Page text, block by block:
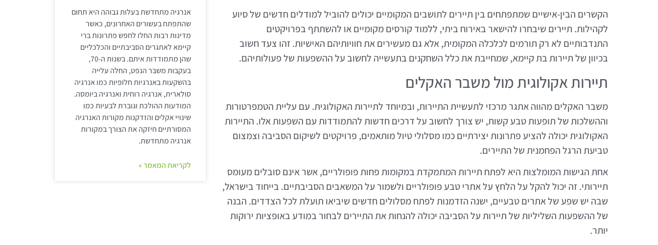
הקשרים הבין-אישיים שמתפתחים בין תיירים לתושבים המקומיים יכולים להוביל למודלים חדשים של סיוע
לקהילות. תיירים שיבחרו להישאר באירוח ביתי, ללמוד קורסים מקומיים או להשתתף בפרויקטים
התנדבותיים לא רק תורמים לכלכלה המקומית, אלא גם מעשירים את חוויותיהם האישיות. זהו צעד חשוב
בכיוון של תיירות בת קיימא, שמחייבת את כלל השחקנים בתעשייה לחשוב על ההשפעות של פעולותיהם.
תיירות אקולוגית מול משבר האקלים
משבר האקלים מהווה אתגר מרכזי לתעשיית התיירות, ובמיוחד לתיירות האקולוגית. עם עליית הטמפרטורות
וההשלכות של תופעות טבע קשות, יש צורך לחשוב על דרכים חדשות להתמודדות עם השפעות אלו. התיירות
האקולוגית יכולה להציע פתרונות יצירתיים כמו מסלולי טיול מותאמים, פרויקטים לשיקום הסביבה וצמצום
טביעת הרגל הפחמנית של התיירים.
אחת הגישות המומלצות היא לפתח תיירות המתמקדת במקומות פחות פופולריים, אשר אינם סובלים מעומס
תיירותי. זה יכול להקל על הלחץ על אתרי טבע פופולריים ולשמור על המשאבים הסביבתיים. בייחוד בישראל,
שבה יש שפע של אתרים טבעיים, ישנה הזדמנות לפתח מסלולים חדשים שיביאו תועלת לכל הצדדים. הבנה
של ההשפעות השליליות של תיירות על הסביבה יכולה להנחות את התיירים לבחור במודע באופציות ירוקות
יותר.
אנרגיה מתחדשת בעלות גבוהה היא תחום
שהתפתח בעשורים האחרונים, כאשר
מדינות רבות החלו לחפש פתרונות ברי
קיימא לאתגרים הסביבתיים והכלכליים
שהן מתמודדות איתם. בשנות ה-70,
בעקבות משבר הנפט, החלה עלייה
בהשקעות באנרגיות חלופיות כמו אנרגיה
סולארית, אנרגיה רוחית ואנרגיה ביומסה.
המודעות ההולכת וגוברת לבעיות כמו
שינויי אקלים והזדקנות מקורות האנרגיה
המסורתיים חיזקה את הצורך במקורות
אנרגיה מתחדשת.
לקריאת המאמר »